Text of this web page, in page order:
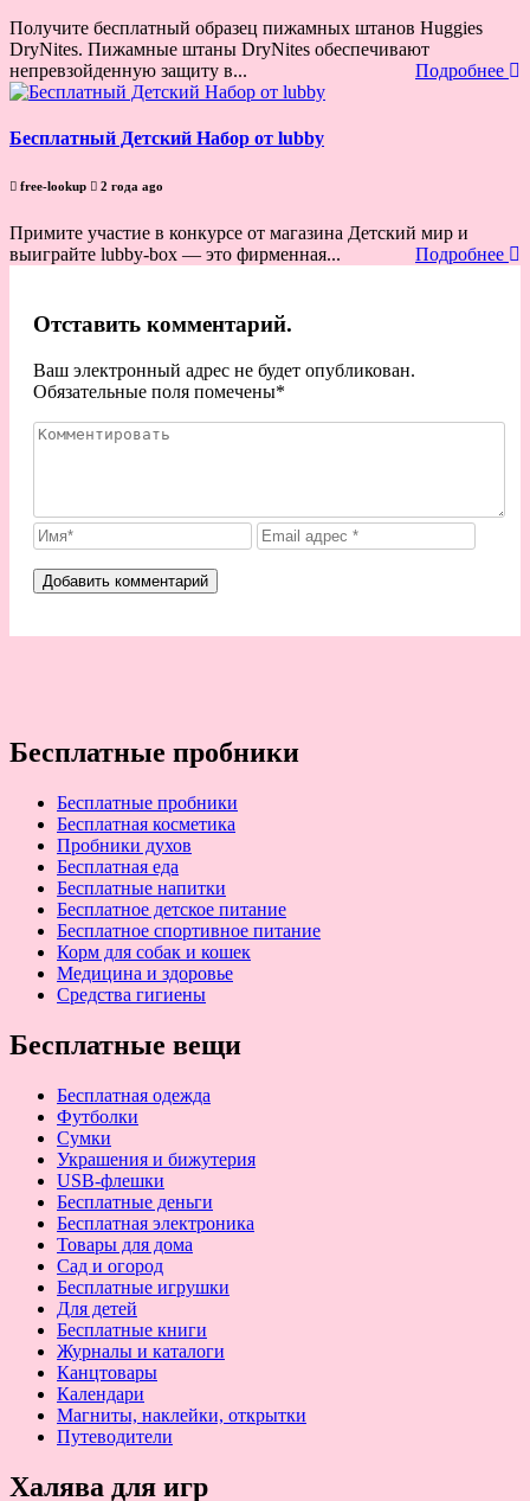
Получите бесплатный образец пижамных штанов Huggies
DryNites. Пижамные штаны DryNites обеспечивают
непревзойденную защиту в...
Подробнее
Бесплатный Детский Набор от lubby
free-lookup 2 года ago
Примите участие в конкурсе от магазина Детский мир и
выиграйте lubby-box — это фирменная...
Подробнее
Отставить комментарий.
Ваш электронный адрес не будет опубликован.
Обязательные поля помечены*
Бесплатные пробники
Бесплатные пробники
Бесплатная косметика
Пробники духов
Бесплатная еда
Бесплатные напитки
Бесплатное детское питание
Бесплатное спортивное питание
Корм для собак и кошек
Медицина и здоровье
Средства гигиены
Бесплатные вещи
Бесплатная одежда
Футболки
Сумки
Украшения и бижутерия
USB-флешки
Бесплатные деньги
Бесплатная электроника
Товары для дома
Сад и огород
Бесплатные игрушки
Для детей
Бесплатные книги
Журналы и каталоги
Канцтовары
Календари
Магниты, наклейки, открытки
Путеводители
Халява для игр